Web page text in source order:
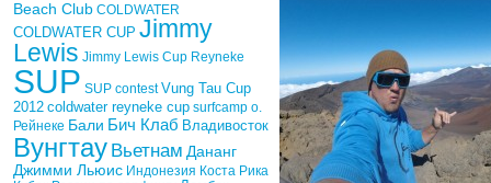
Beach Club COLDWATER
COLDWATER CUP Jimmy
Lewis Jimmy Lewis Cup Reyneke
SUP SUP contest Vung Tau Cup
2012 coldwater reyneke cup surfcamp о.
Рейнеке Бали Бич Клаб Владивосток
Вунгтау Вьетнам Дананг
Джимми Льюис Индонезия Коста Рика